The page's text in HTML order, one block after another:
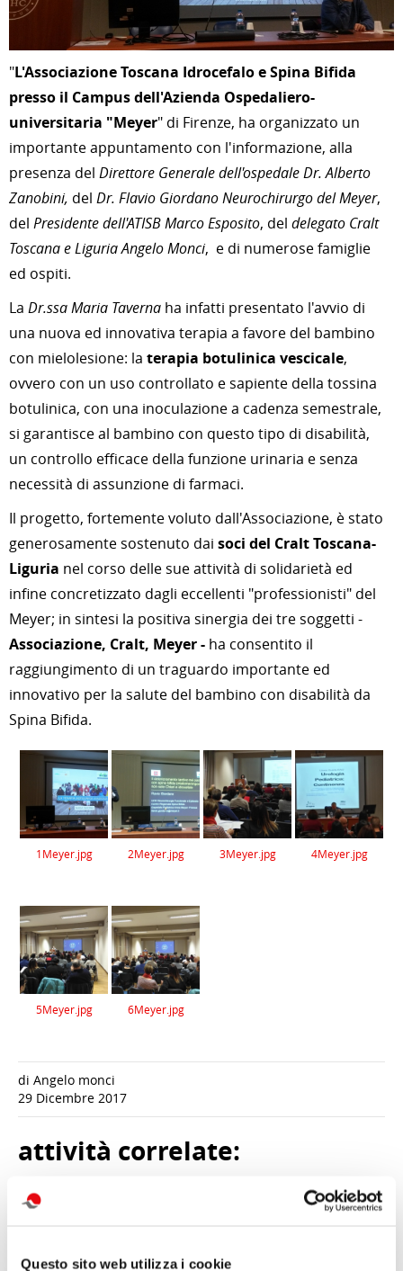
Questo sito web utilizza i cookie
"L'Associazione Toscana Idrocefalo e Spina Bifida
presso il Campus dell'Azienda Ospedaliero-
universitaria "Meyer" di Firenze, ha organizzato un
importante appuntamento con l'informazione, alla
presenza del Direttore Generale dell'ospedale Dr. Alberto
Zanobini, del Dr. Flavio Giordano Neurochirurgo del Meyer,
del Presidente dell'ATISB Marco Esposito, del delegato Cralt
Toscana e Liguria Angelo Monci, e di numerose famiglie
ed ospiti.
La Dr.ssa Maria Taverna ha infatti presentato l'avvio di
una nuova ed innovativa terapia a favore del bambino
con mielolesione: la terapia botulinica vescicale,
ovvero con un uso controllato e sapiente della tossina
botulinica, con una inoculazione a cadenza semestrale,
si garantisce al bambino con questo tipo di disabilità,
un controllo efficace della funzione urinaria e senza
necessità di assunzione di farmaci.
Il progetto, fortemente voluto dall'Associazione, è stato
generosamente sostenuto dai soci del Cralt Toscana-
Liguria nel corso delle sue attività di solidarietà ed
infine concretizzato dagli eccellenti "professionisti" del
Meyer; in sintesi la positiva sinergia dei tre soggetti -
Associazione, Cralt, Meyer - ha consentito il
raggiungimento di un traguardo importante ed
innovativo per la salute del bambino con disabilità da
Spina Bifida.
1Meyer.jpg 2Meyer.jpg 3Meyer.jpg 4Meyer.jpg
5Meyer.jpg 6Meyer.jpg
di Angelo monci
29 Dicembre 2017
attività correlate: